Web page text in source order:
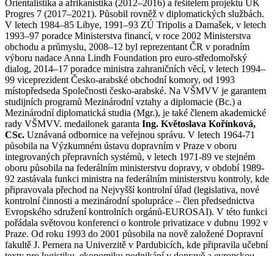
Orientalistika a afrikanistika (2012–2016) a řešitelem projektu UK
Progres 7 (2017–2021). Působil rovněž v diplomatických službách.
V letech 1984–85 Libye, 1991–93 ZÚ Tripolis a Damašek, v letech
1993–97 poradce Ministerstva financí, v roce 2002 Ministerstva
obchodu a průmyslu, 2008–12 byl reprezentant ČR v poradním
výboru nadace Anna Lindh Foundation pro euro-středomořský
dialog, 2014–17 poradce ministra zahraničních věcí, v letech 1994–
99 viceprezident Česko-arabské obchodní komory, od 1993
místopředseda Společnosti česko-arabské. Na VŠMVV je garantem
studijních programů Mezinárodní vztahy a diplomacie (Bc.) a
Mezinárodní diplomatická studia (Mgr.), je také členem akademické
rady VŠMVV. medailonek garanta Ing. Květoslava Kořínková,
CSc. Uznávaná odbornice na veřejnou správu. V letech 1964-71
působila na Výzkumném ústavu dopravním v Praze v oboru
integrovaných přepravních systémů, v letech 1971-89 ve stejném
oboru působila na federálním ministerstvu dopravy, v období 1989-
92 zastávala funkci ministra na federálním ministerstvu kontroly, kde
připravovala přechod na Nejvyšší kontrolní úřad (legislativa, nové
kontrolní činnosti a mezinárodní spolupráce – člen předsednictva
Evropského sdružení kontrolních orgánů-EUROSAI). V této funkci
pořádala světovou konferenci o kontrole privatizace v dubnu 1992 v
Praze. Od roku 1993 do 2001 působila na nově založené Dopravní
fakultě J. Pernera na Univerzitě v Pardubicích, kde připravila učební